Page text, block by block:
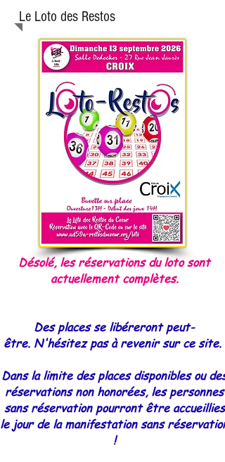
Le Loto des Restos
Désolé, les réservations du loto sont
actuellement complètes.
​Des places se libéreront peut-
être. N'hésitez pas à revenir sur ce site.
Dans la limite des places disponibles ou des
réservations non honorées, les personnes
sans réservation pourront être accueillies
le jour de la manifestation sans réservation
!